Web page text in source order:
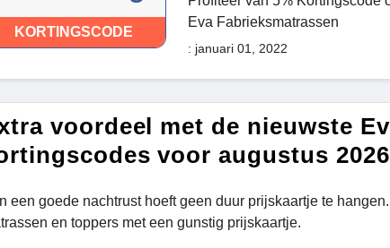
KORTINGSCODE
Eva Fabrieksmatrassen
: januari 01, 2022
voordeel met de nieuwste
voor augustus 2026
een goede nachtrust hoeft geen duur prijskaartje te
en toppers met een gunstig prijskaartje.